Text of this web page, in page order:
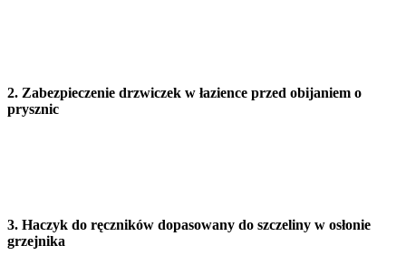
2. Zabezpieczenie drzwiczek w łazience przed obijaniem o
prysznic
3. Haczyk do ręczników dopasowany do szczeliny w osłonie
grzejnika